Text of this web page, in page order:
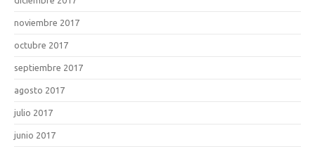
noviembre 2017
octubre 2017
septiembre 2017
agosto 2017
julio 2017
junio 2017